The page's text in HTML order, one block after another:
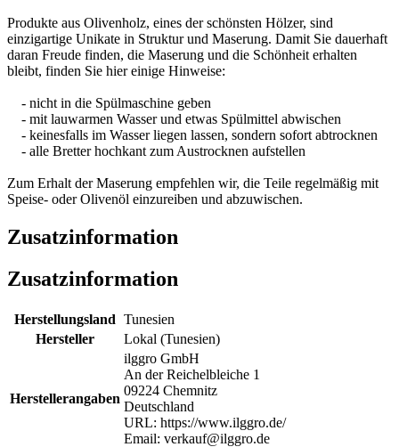
Produkte aus Olivenholz, eines der schönsten Hölzer, sind
einzigartige Unikate in Struktur und Maserung. Damit Sie dauerhaft
daran Freude finden, die Maserung und die Schönheit erhalten
bleibt, finden Sie hier einige Hinweise:
- nicht in die Spülmaschine geben
- mit lauwarmen Wasser und etwas Spülmittel abwischen
- keinesfalls im Wasser liegen lassen, sondern sofort abtrocknen
- alle Bretter hochkant zum Austrocknen aufstellen
Zum Erhalt der Maserung empfehlen wir, die Teile regelmäßig mit
Speise- oder Olivenöl einzureiben und abzuwischen.
Zusatzinformation
Zusatzinformation
Herstellungsland Tunesien
Hersteller
Lokal (Tunesien)
Herstellerangaben
ilggro GmbH
An der Reichelbleiche 1
09224 Chemnitz
Deutschland
URL: https://www.ilggro.de/
Email: verkauf@ilggro.de